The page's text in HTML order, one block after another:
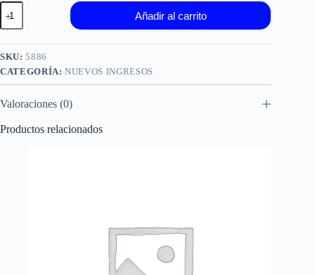
Base
Carburador
BRS
200
CURBO/LARG.30MM
CH
cantidad
Añadir al carrito
SKU:5886
CATEGORÍA:NUEVOS INGRESOS
Valoraciones (0)
Productos relacionados